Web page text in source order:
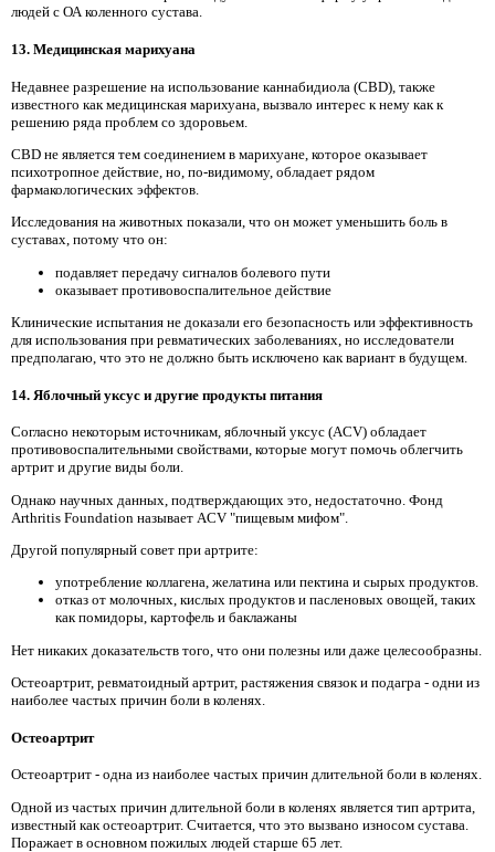
людей с ОА коленного сустава.
13. Медицинская марихуана
Недавнее разрешение на использование каннабидиола (CBD), также
известного как медицинская марихуана, вызвало интерес к нему как к
решению ряда проблем со здоровьем.
CBD не является тем соединением в марихуане, которое оказывает
психотропное действие, но, по-видимому, обладает рядом
фармакологических эффектов.
Исследования на животных показали, что он может уменьшить боль в
суставах, потому что он:
подавляет передачу сигналов болевого пути
оказывает противовоспалительное действие
Клинические испытания не доказали его безопасность или эффективность
для использования при ревматических заболеваниях, но исследователи
предполагаю, что это не должно быть исключено как вариант в будущем.
14. Яблочный уксус и другие продукты питания
Согласно некоторым источникам, яблочный уксус (ACV) обладает
противовоспалительными свойствами, которые могут помочь облегчить
артрит и другие виды боли.
Однако научных данных, подтверждающих это, недостаточно. Фонд
Arthritis Foundation называет ACV "пищевым мифом".
Другой популярный совет при артрите:
употребление коллагена, желатина или пектина и сырых продуктов.
отказ от молочных, кислых продуктов и пасленовых овощей, таких
как помидоры, картофель и баклажаны
Нет никаких доказательств того, что они полезны или даже целесообразны.
Остеоартрит, ревматоидный артрит, растяжения связок и подагра - одни из
наиболее частых причин боли в коленях.
Остеоартрит
Остеоартрит - одна из наиболее частых причин длительной боли в коленях.
Одной из частых причин длительной боли в коленях является тип артрита,
известный как остеоартрит. Считается, что это вызвано износом сустава.
Поражает в основном пожилых людей старше 65 лет.